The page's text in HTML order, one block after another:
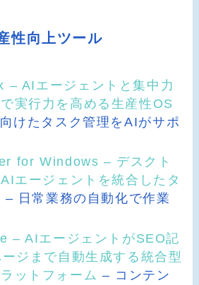
性向上ツール
– AIエージェントと集中力
実行力を高める生産性OS
けたタスク管理をAIがサポ
for Windows – デスクト
エージェントを統合したタ
– 日常業務の自動化で作業
– AIエージェントがSEO記
ジまで自動生成する統合型
ットフォーム – コンテン